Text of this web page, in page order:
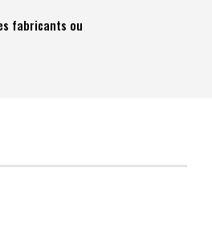
fabricants ou